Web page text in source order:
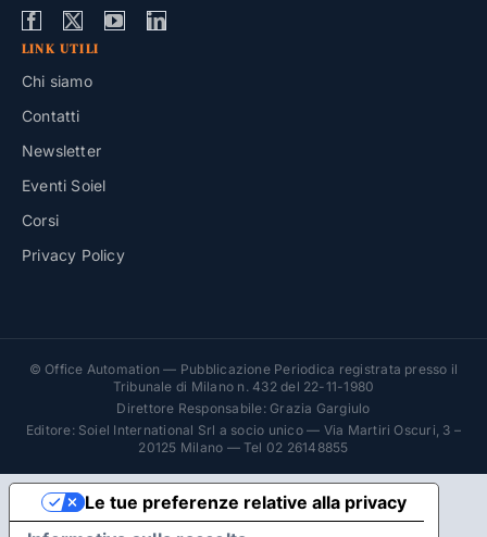
LINK UTILI
Chi siamo
Contatti
Newsletter
Eventi Soiel
Corsi
Privacy Policy
© Office Automation — Pubblicazione Periodica registrata presso il
Tribunale di Milano n. 432 del 22-11-1980
Direttore Responsabile: Grazia Gargiulo
Editore: Soiel International Srl a socio unico — Via Martiri Oscuri, 3 –
20125 Milano — Tel 02 26148855
Le tue preferenze relative alla privacy